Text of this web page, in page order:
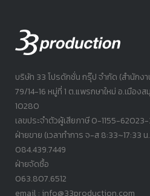
บริษัท 33 โปรดักชั่น กรุ๊ป จำกัด (สำนักง
79/14-16 หมู่ที่ 1 ต.แพรกษาใหม่ อ.เมือง
10280
เลขประจำตัวผู้เสียภาษี 0-1155-
ฝ่ายขาย (เวลาทำการ จ-ส 8:33~17:33 น
084.439.7449
ฝ่ายจัดซื้อ
063.807.6512
email : info@33production.com